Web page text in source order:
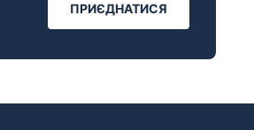
ПРИЄДНАТИСЯ